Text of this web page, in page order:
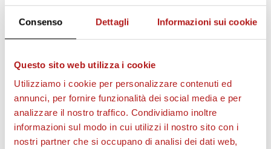
Consenso Dettagli Informazioni sui cookie
Questo sito web utilizza i cookie
Utilizziamo i cookie per personalizzare contenuti ed
annunci, per fornire funzionalità dei social media e per
analizzare il nostro traffico. Condividiamo inoltre
informazioni sul modo in cui utilizzi il nostro sito con i
nostri partner che si occupano di analisi dei dati web,
CITTADELLA– LIVENTINA 4 – 0 (Demo, Omoregie, 2
Radin)
STAGIONE 2026/27